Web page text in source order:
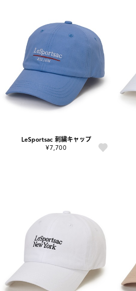
LeSportsac 刺繍キャップ
¥7,700